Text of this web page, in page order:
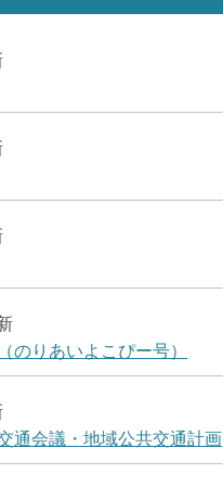
のりあいよこぴー号）
通会議・地域公共交通計画